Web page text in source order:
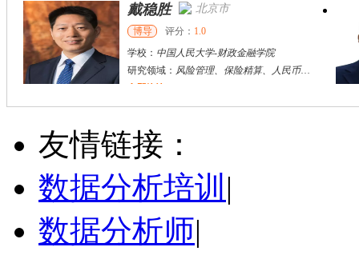
戴稳胜 北京市
博导 评分： 1.0
学校： 中国人民大学-财政金融学院
研究领域： 风险管理、保险精算、人民币国际化
立即咨询
陈传红 武汉市
硕导
学校：中南民族大学
立即咨询
友情链接：
数据分析培训 |
数据分析师|